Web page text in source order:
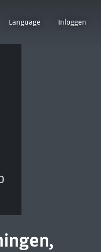
Language Inloggen